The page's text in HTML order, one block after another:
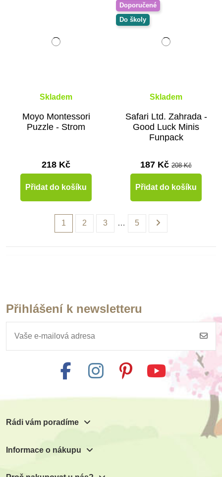
Skladem
Moyo Montessori
Puzzle - Strom
218 Kč
Přidat do košíku
Doporučené
Do školy
Skladem
Safari Ltd. Zahrada -
Good Luck Minis
Funpack
187 Kč 208 Kč
Přidat do košíku
1 2 3 … 5
Přihlášení k newsletteru
Rádi vám poradíme
Informace o nákupu